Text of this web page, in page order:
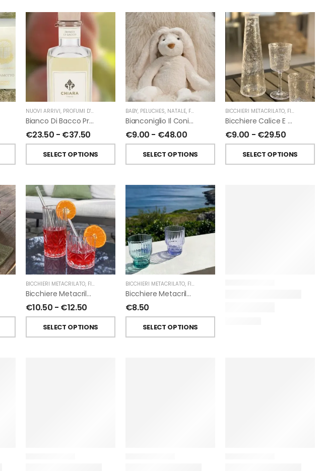
,FIORIRA' UN GIARDINO
NUOVI ARRIVI, PROFUMI D'AMBIENTE PROFUMATORI A BASTONCINI,CHIARA FIRENZE
Bianco Di Bacco Profumatori Per Ambiente A Bastoncini Di Chiara Firenze
€23.50 - €37.50
SELECT OPTIONS
BABY, PELUCHES, NATALE, FIORIRA' UN GIARDINO
Bianconiglio Il Coniglio Dalle Lunghe Orecchie H50 Cm Di Fiorirà Un Giardino
€9.00 - €48.00
SELECT OPTIONS
BICCHIERI METACRILATO, FIORIRA' UN GIARDINO
Bicchiere Calice E Bottiglia Metacrilati Effetto Martellato Trasparente Di Fiorirà Un Giardino
€9.00 - €29.50
SELECT OPTIONS
BICCHIERI METACRILATO, FIORIRA' UN GIARDINO
Bicchiere Metacrilato Diamante Di Fiorirà Un Giardino
€10.50 - €12.50
SELECT OPTIONS
BICCHIERI METACRILATO, FIORIRA' UN GIARDINO
Bicchiere Metacrilato Righe Impilabile Di Fiorirà Un Giardino
€8.50
SELECT OPTIONS